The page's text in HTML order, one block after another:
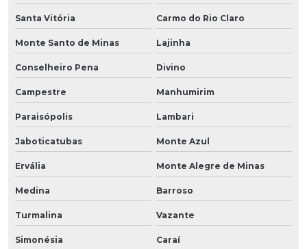
Santa Vitória Carmo do Rio Claro
Monte Santo de Minas Lajinha
Conselheiro Pena Divino
Campestre Manhumirim
Paraisópolis Lambari
Jaboticatubas Monte Azul
Ervália Monte Alegre de Minas
Medina Barroso
Turmalina Vazante
Simonésia Caraí